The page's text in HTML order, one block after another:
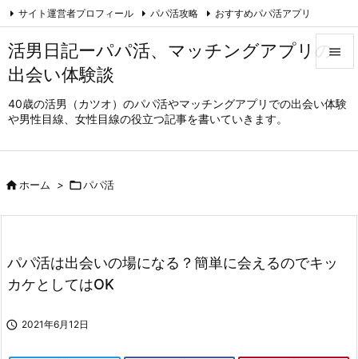
活男日記ーパパ活、マッチングアプリの
出会い体験談
40歳の活男（カツオ）のパパ活やマッチングアプリでの出会い体験
や男性目線、女性目線の役立つ記事を書いていきます。

メニュ
検索
サイト運営者プロフィール パパ活攻略 おすすめパパ活アプリ
ハッピーメール体験談 免責事項・規約 Feedly
ホーム > パパ活
パパ活は出会いの場になる？簡単に会えるのでキッ
カケとしてはOK
 2021年6月12日